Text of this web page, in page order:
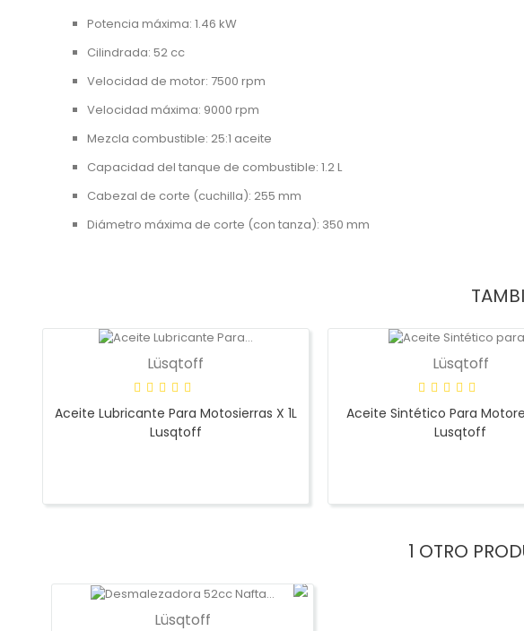
Potencia máxima: 1.46 kW
Cilindrada: 52 cc
Velocidad de motor: 7500 rpm
Velocidad máxima: 9000 rpm
Mezcla combustible: 25:1 aceite
Capacidad del tanque de combustible: 1.2 L
Cabezal de corte (cuchilla): 255 mm
Diámetro máxima de corte (con tanza): 350 mm
Lüsqtoff
Aceite Lubricante Para Motosierras X 1L
Lusqtoff
Lüsqtoff
Aceite Sintético Para
Lusqtoff
1 OTRO
Lüsqtoff